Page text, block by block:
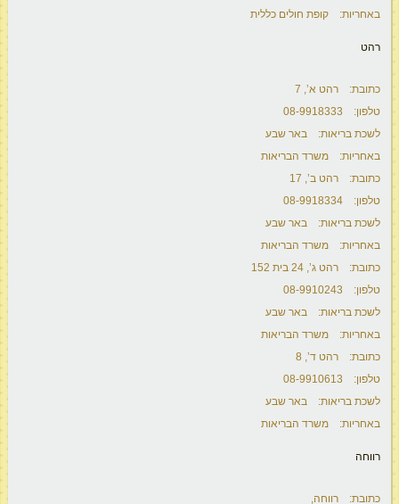
באחריות: קופת חולים כללית
רהט
כתובת: רהט א’, 7
טלפון: 08-9918333
לשכת בריאות: באר שבע
באחריות: משרד הבריאות
כתובת: רהט ב’, 17
טלפון: 08-9918334
לשכת בריאות: באר שבע
באחריות: משרד הבריאות
כתובת: רהט ג’, 24 בית 152
טלפון: 08-9910243
לשכת בריאות: באר שבע
באחריות: משרד הבריאות
כתובת: רהט ד’, 8
טלפון: 08-9910613
לשכת בריאות: באר שבע
באחריות: משרד הבריאות
רווחה
כתובת: רווחה,